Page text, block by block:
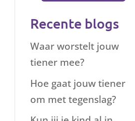
Recente blogs
Waar worstelt jouw
tiener mee?
Hoe gaat jouw tiener
om met tegenslag?